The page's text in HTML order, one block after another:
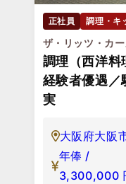
正社員 調理・キ
ザ・リッツ・カ
調理（西洋料
経験者優遇
実
大阪府大阪
年俸 /
3,300,000